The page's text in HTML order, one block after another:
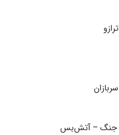
جنگ – آتش‌بس